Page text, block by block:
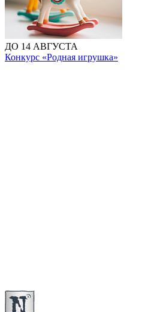
ДО 14 АВГУСТА
Конкурс «Родная игрушка»